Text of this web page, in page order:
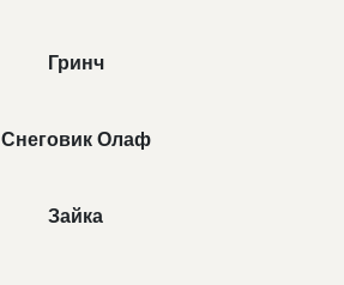
Гринч
Снеговик Олаф
Зайка